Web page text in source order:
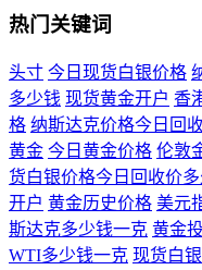
热门关键词
头寸 今日现货白银价格
多少钱 现货黄金开户 香
格 纳斯达克价格今日回
黄金 今日黄金价格 伦敦
货白银价格今日回收价
开户 黄金历史价格 美元
斯达克多少钱一克 黄金
WTI多少钱一克 现货白